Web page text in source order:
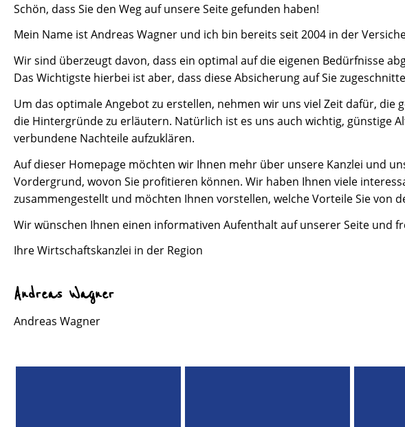
Schön, dass Sie den Weg auf unsere Seite gefunden haben!
Mein Name ist Andreas Wagner und ich bin bereits seit 2004 in der
Wir sind überzeugt davon, dass ein optimal auf die eigenen Bedürfnisse
Das Wichtigste hierbei ist aber, dass diese Absicherung auf Sie
Um das optimale Angebot zu erstellen, nehmen wir uns viel Zeit dafür, die
die Hintergründe zu erläutern. Natürlich ist es uns auch wichtig, günstige
verbundene Nachteile aufzuklären.
Auf dieser Homepage möchten wir Ihnen mehr über unsere Kanzlei und
Vordergrund, wovon Sie profitieren können. Wir haben Ihnen viele
zusammengestellt und möchten Ihnen vorstellen, welche Vorteile Sie von
Wir wünschen Ihnen einen informativen Aufenthalt auf unserer Seite und
Ihre Wirtschaftskanzlei in der Region
Andreas Wagner
Andreas Wagner